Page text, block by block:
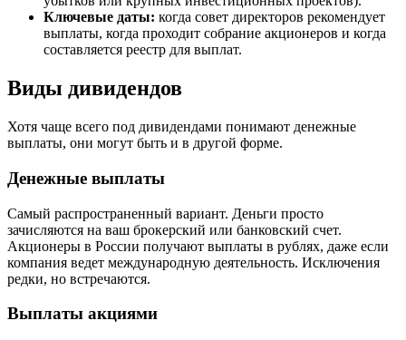
Ключевые даты: когда совет директоров рекомендует
выплаты, когда проходит собрание акционеров и когда
составляется реестр для выплат.
Виды дивидендов
Хотя чаще всего под дивидендами понимают денежные
выплаты, они могут быть и в другой форме.
Денежные выплаты
Самый распространенный вариант. Деньги просто
зачисляются на ваш брокерский или банковский счет.
Акционеры в России получают выплаты в рублях, даже если
компания ведет международную деятельность. Исключения
редки, но встречаются.
Выплаты акциями